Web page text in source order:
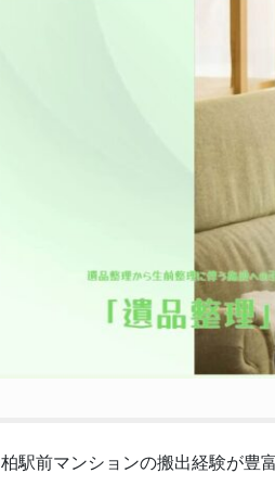
柏駅前マンションの搬出経験が豊